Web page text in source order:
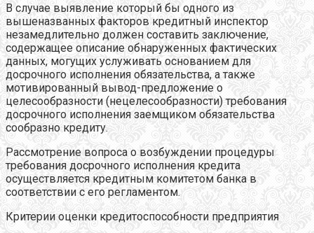
В случае выявление который бы одного из
вышеназванных факторов кредитный инспектор
незамедлительно должен составить заключение,
содержащее описание обнаруженных фактических
данных, могущих услуживать основанием для
досрочного исполнения обязательства, а также
мотивированный вывод-предложение о
целесообразности (нецелесообразности) требования
досрочного исполнения заемщиком обязательства
сообразно кредиту.
Рассмотрение вопроса о возбуждении процедуры
требования досрочного исполнения кредита
осуществляется кредитным комитетом банка в
соответствии с его регламентом.
Критерии оценки кредитоспособности предприятия